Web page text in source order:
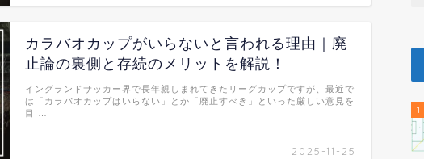
カラバオカップがいらないと言われる理由｜廃
止論の裏側と存続のメリットを解説！
2025-11-25
イングランドサッカー界で長年親しまれてきたリーグカップですが、最近で
は「カラバオカップはいらない」とか「廃止すべき」といった厳しい意見を
目 …
1